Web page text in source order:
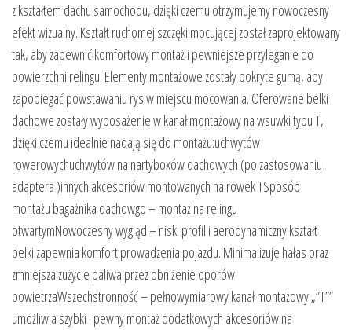
z kształtem dachu samochodu, dzięki czemu otrzymujemy nowoczesny
efekt wizualny. Kształt ruchomej szczęki mocującej został zaprojektowany
tak, aby zapewnić komfortowy montaż i pewniejsze przyleganie do
powierzchni relingu. Elementy montażowe zostały pokryte gumą, aby
zapobiegać powstawaniu rys w miejscu mocowania. Oferowane belki
dachowe zostały wyposażenie w kanał montażowy na wsuwki typu T,
dzięki czemu idealnie nadają się do montażu:uchwytów
rowerowychuchwytów na nartyboxów dachowych (po zastosowaniu
adaptera )innych akcesoriów montowanych na rowek TSposób
montażu bagażnika dachowgo – montaż na relingu
otwartymNowoczesny wygląd – niski profil i aerodynamiczny kształt
belki zapewnia komfort prowadzenia pojazdu. Minimalizuje hałas oraz
zmniejsza zużycie paliwa przez obniżenie oporów
powietrzaWszechstronność – pełnowymiarowy kanał montażowy „”T””
umożliwia szybki i pewny montaż dodatkowych akcesoriów na